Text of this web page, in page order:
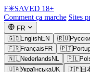
F✳SAVED 18+
Comment ça marche Sites
FR
🇬🇧EnglishEN 🇷🇺
🇫🇷Français FR 🇵🇹
🇳🇱Nederlands NL 🇵🇱
🇺🇦УкраїнськаUK 🇯🇵日